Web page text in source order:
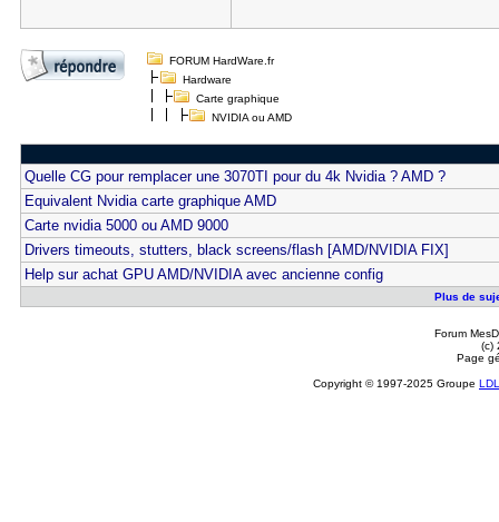
FORUM HardWare.fr
Hardware
Carte graphique
NVIDIA ou AMD
Quelle CG pour remplacer une 3070TI pour du 4k Nvidia ? AMD ?
Equivalent Nvidia carte graphique AMD
Carte nvidia 5000 ou AMD 9000
Drivers timeouts, stutters, black screens/flash [AMD/NVIDIA FIX]
Help sur achat GPU AMD/NVIDIA avec ancienne config
Plus de
Forum
(c)
Page
Copyright © 1997-2025 Groupe